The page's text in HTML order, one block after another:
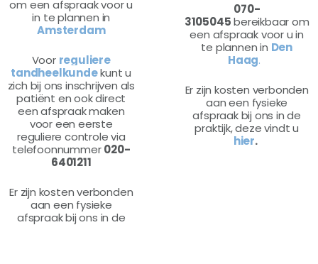
om een afspraak voor u
in te plannen in
Amsterdam
Voor reguliere
tandheelkundekunt u
zich bij ons inschrijven als
patiënt en ook direct
een afspraak maken
voor een eerste
reguliere controle via
telefoonnummer020-
6401211
Er zijn kosten verbonden
aan een fysieke
afspraak bij ons in de
070-
3105045bereikbaar om
een afspraak voor u in
te plannen in Den
Haag.
Er zijn kosten verbonden
aan een fysieke
afspraak bij ons in de
praktijk, deze vindt u
hier.